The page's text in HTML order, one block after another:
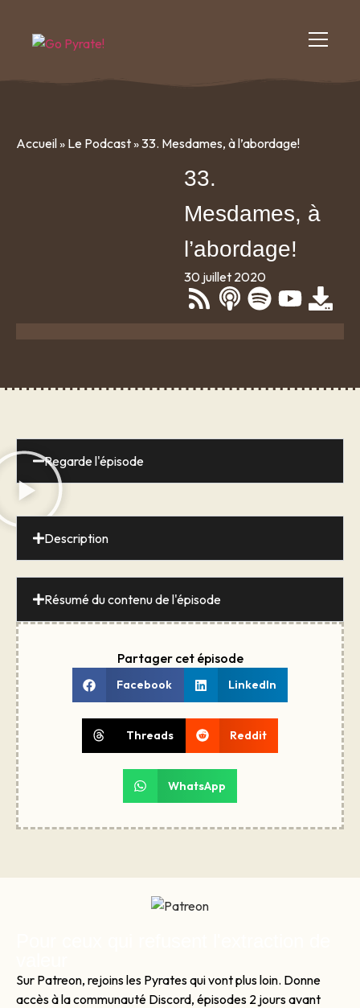
Accueil» Le Podcast»33. Mesdames, à l’abordage!
33.
Mesdames, à
l’abordage!
30 juillet 2020
Regarde l'épisode
Description
Résumé du contenu de l'épisode
Partager cet épisode
Facebook LinkedIn
Threads Reddit
WhatsApp
Sur Patreon, rejoins les Pyrates qui vont plus loin. Donne
accès à la communauté Discord, épisodes 2 jours avant